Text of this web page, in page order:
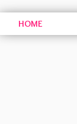
HOME